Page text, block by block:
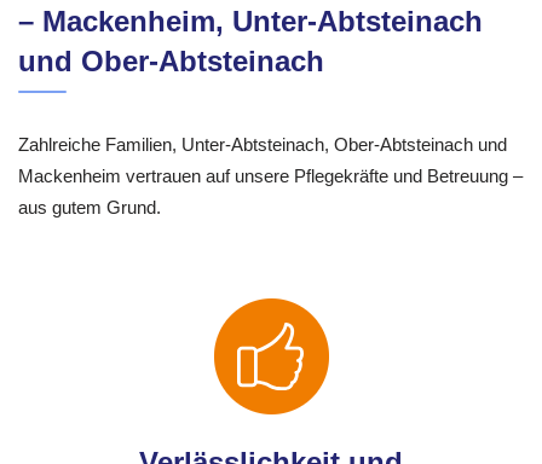
– Mackenheim, Unter-Abtsteinach
und Ober-Abtsteinach
Zahlreiche Familien, Unter-Abtsteinach, Ober-Abtsteinach und
Mackenheim vertrauen auf unsere Pflegekräfte und Betreuung –
aus gutem Grund.